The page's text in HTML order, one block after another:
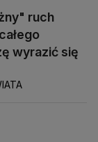
ruch
wyrazić się